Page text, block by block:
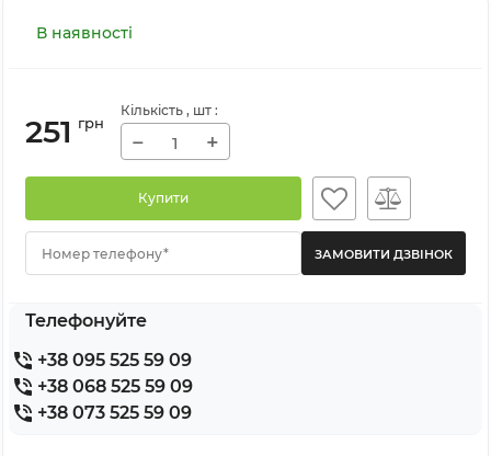
В наявності
251 грн
Кількість , шт :
− +
Купити
Номер телефону*
Телефонуйте
+38 095 525 59 09
+38 068 525 59 09
+38 073 525 59 09